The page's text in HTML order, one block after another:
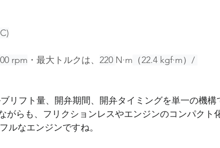
rpm ・最大トルクは、 220 N·m （22.4 kgf·m）/
リフト量、開弁期間、開弁タイミングを単一の機構
がらも、フリクションレスやエンジンのコンパクト
ルなエンジンですね。